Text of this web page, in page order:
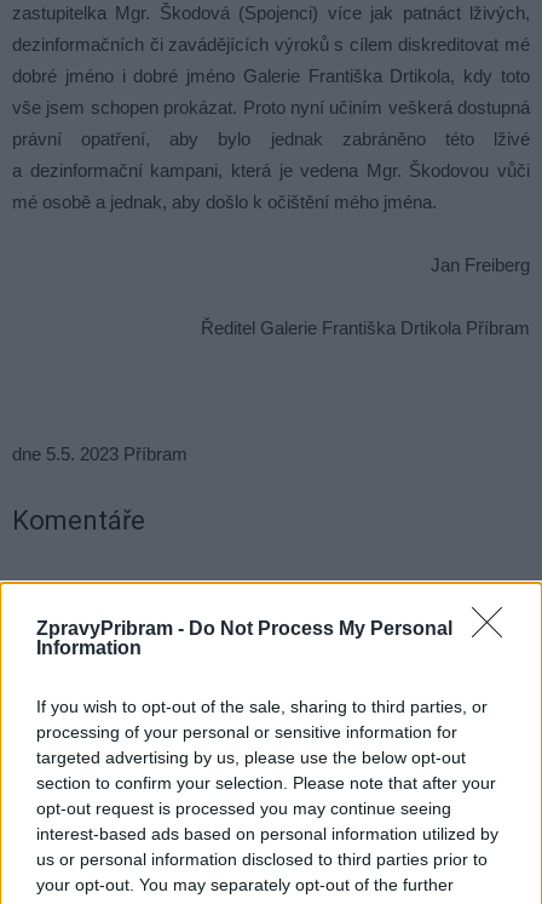
ZpravyPribram - Do Not Process My Personal
Information
If you wish to opt-out of the sale, sharing to third parties, or
processing of your personal or sensitive information for
targeted advertising by us, please use the below opt-out
section to confirm your selection. Please note that after your
opt-out request is processed you may continue seeing
interest-based ads based on personal information utilized by
us or personal information disclosed to third parties prior to
your opt-out. You may separately opt-out of the further
zastupitelka Mgr. Škodová (Spojenci) více jak patnáct lživých,
dezinformačních či zavádějících výroků s cílem diskreditovat mé
dobré jméno i dobré jméno Galerie Františka Drtikola, kdy toto
vše jsem schopen prokázat. Proto nyní učiním veškerá dostupná
právní opatření, aby bylo jednak zabráněno této lživé
a dezinformační kampani, která je vedena Mgr. Škodovou vůči
mé osobě a jednak, aby došlo k očištění mého jména.
Jan Freiberg
Ředitel Galerie Františka Drtikola Příbram
dne 5.5. 2023 Příbram
Komentáře
TAGY Galerie Františka Drtikola